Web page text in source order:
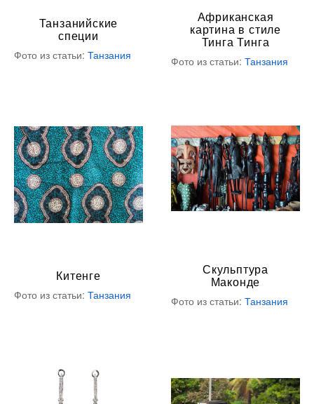
Танзанийские
специи
Фото из статьи: Танзания
Африканская
картина в стиле
Тинга Тинга
Фото из статьи: Танзания
Китенге
Фото из статьи: Танзания
Скульптура
Маконде
Фото из статьи: Танзания